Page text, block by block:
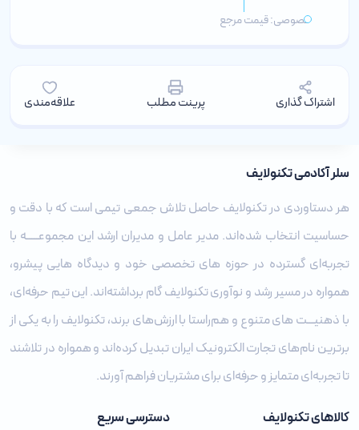
خصوصی: قیمت مرجع
اشتراک گذاری پرینت مطلب علاقه‌مندی
سلر آکادمی تکنولایف
هر دستاوردی در تکنولایف حاصل تلاش جمعی تیمی است که با دقت و
حساسیت انتخاب شده‌اند. مدیر عامل و مدیران ارشد این مجموعـــــه با
تجربه‌ای گسترده در حوزه‌ های تخصصی خود و دیدگاه ‌هایی پیشرو،
همواره در مسیر رشد و نوآوری تکنولایف گام برداشته‌اند. این تیم حرفه‌ای،
با ذهنیـــت‌ های متنوع و هم‌راستا با ارزش‌های برند، تکنولایف را به یکی از
برترین نام‌های تجارت الکترونیک ایران تبدیل کرده‌اند و همواره در تلاشند
تا تجربه‌ای متمایز و حرفه‌ای برای مشتریان فراهم آورند.
کالاهای تکنولایف دسترسی سریع